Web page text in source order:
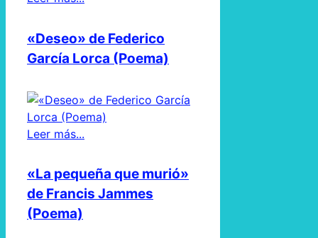
«Deseo» de Federico
García Lorca (Poema)
Leer más...
«La pequeña que murió»
de Francis Jammes
(Poema)